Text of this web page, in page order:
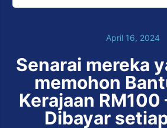
April 16, 2024
Senarai mereka
memohon
Kerajaan RM100
Dibayar